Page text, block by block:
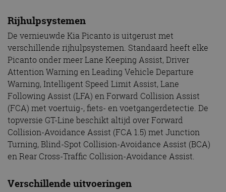
Rijhulpsystemen
De vernieuwde Kia Picanto is uitgerust met
verschillende rijhulpsystemen. Standaard heeft elke
Picanto onder meer Lane Keeping Assist, Driver
Attention Warning en Leading Vehicle Departure
Warning, Intelligent Speed Limit Assist, Lane
Following Assist (LFA) en Forward Collision Assist
(FCA) met voertuig-, fiets- en voetgangerdetectie. De
topversie GT-Line beschikt altijd over Forward
Collision-Avoidance Assist (FCA 1.5) met Junction
Turning, Blind-Spot Collision-Avoidance Assist (BCA)
en Rear Cross-Traffic Collision-Avoidance Assist.
Verschillende uitvoeringen